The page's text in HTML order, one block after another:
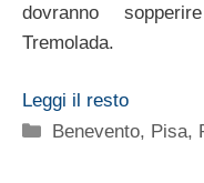
dovranno
Tremolada.
Leggi il resto
Categorie
Benevento, Pisa,